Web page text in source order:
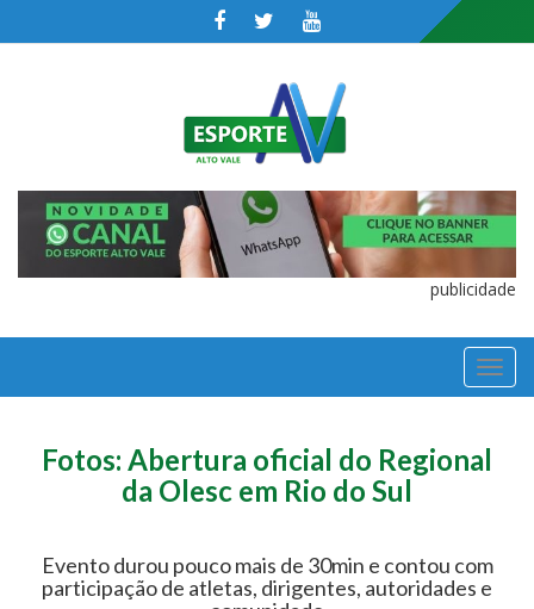
publicidade
Fotos: Abertura oficial do Regional
da Olesc em Rio do Sul
Evento durou pouco mais de 30min e contou com
participação de atletas, dirigentes, autoridades e